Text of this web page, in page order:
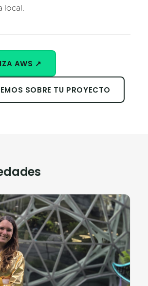
local.
AWS ↗
SOBRE TU PROYECTO